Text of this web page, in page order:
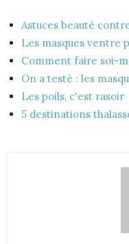
Astuces beauté
Les masques ventre
Comment faire soi-
On a testé : les
Les poils, c'est rasoir
5 destinations